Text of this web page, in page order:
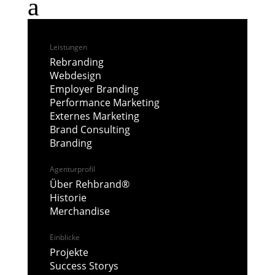
a
Leistungen
Rebranding
Webdesign
Employer Branding
Performance Marketing
Externes Marketing
Brand Consulting
Branding
Agenturprofil
Über Rehbrand®
Historie
Merchandise
Einblicke
Projekte
Success Storys
Branding Wise Workforce
Untertier|Juli 25, 2025
SQUARED FORCE
Untertier|